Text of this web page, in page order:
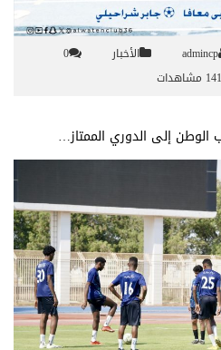
الأخبار
0
إلى الدوري الممتاز…